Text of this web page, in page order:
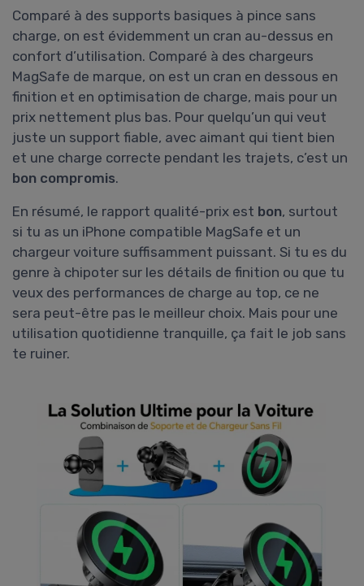
Comparé à des supports basiques à pince sans
charge, on est évidemment un cran au-dessus en
confort d’utilisation. Comparé à des chargeurs
MagSafe de marque, on est un cran en dessous en
finition et en optimisation de charge, mais pour un
prix nettement plus bas. Pour quelqu’un qui veut
juste un support fiable, avec aimant qui tient bien
et une charge correcte pendant les trajets, c’est un
bon compromis.
En résumé, le rapport qualité-prix est bon, surtout
si tu as un iPhone compatible MagSafe et un
chargeur voiture suffisamment puissant. Si tu es du
genre à chipoter sur les détails de finition ou que tu
veux des performances de charge au top, ce ne
sera peut-être pas le meilleur choix. Mais pour une
utilisation quotidienne tranquille, ça fait le job sans
te ruiner.